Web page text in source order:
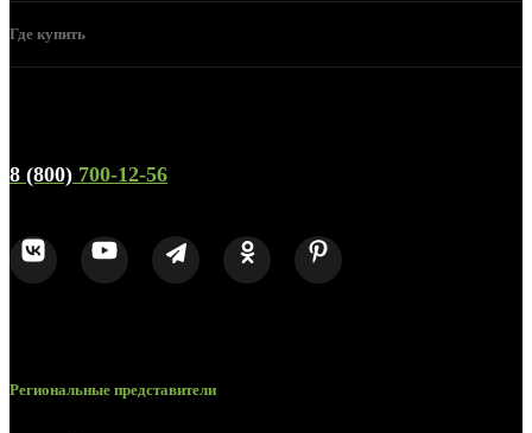
Где купить
8 (800) 700-12-56
Региональные представители